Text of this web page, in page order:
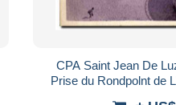
CPA Saint Jean De
Prise du Rondpolnt de